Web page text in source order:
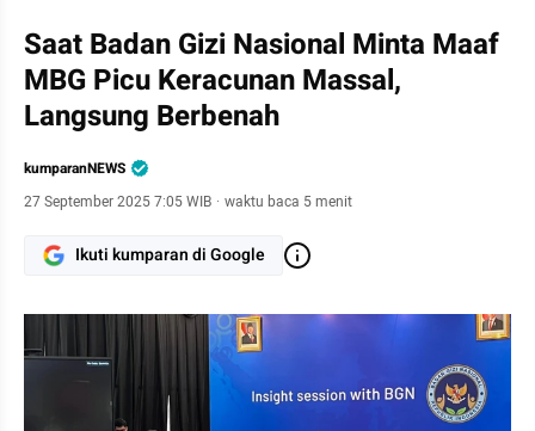
Saat Badan Gizi Nasional Minta Maaf
MBG Picu Keracunan Massal,
Langsung Berbenah
kumparanNEWS
27 September 2025 7:05 WIB · waktu baca 5 menit
Ikuti kumparan di Google